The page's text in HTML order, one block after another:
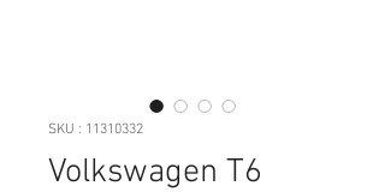
SKU : 11310332
Volkswagen T6